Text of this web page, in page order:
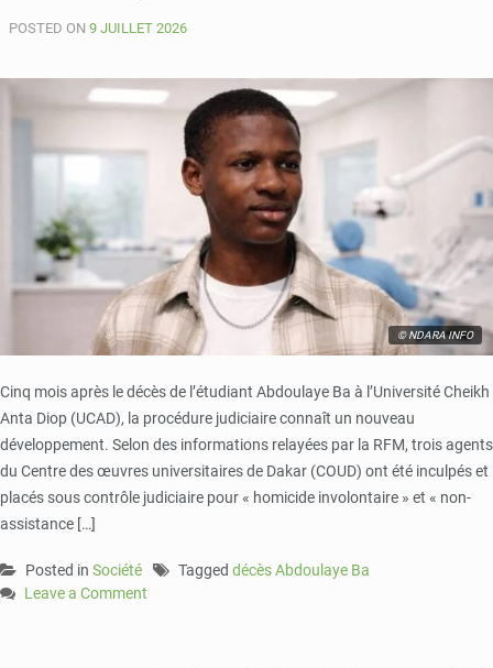
levée
suspension
d’étudiants
POSTED ON 9 JUILLET 2026
© NDARA INFO
Cinq mois après le décès de l’étudiant Abdoulaye Ba à l’Université Cheikh
Anta Diop (UCAD), la procédure judiciaire connaît un nouveau
développement. Selon des informations relayées par la RFM, trois agents
du Centre des œuvres universitaires de Dakar (COUD) ont été inculpés et
placés sous contrôle judiciaire pour « homicide involontaire » et « non-
assistance […]
Posted in Société Tagged décès Abdoulaye Ba
Leave a Comment